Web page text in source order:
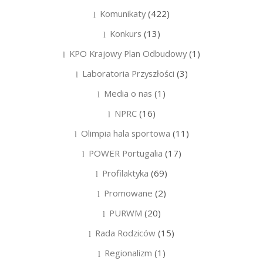
Komunikaty(422)
Konkurs (13)
KPO Krajowy Plan Odbudowy(1)
Laboratoria Przyszłości (3)
Media o nas (1)
NPRC(16)
Olimpia hala sportowa (11)
POWER Portugalia (17)
Profilaktyka (69)
Promowane (2)
PURWM (20)
Rada Rodziców (15)
Regionalizm (1)